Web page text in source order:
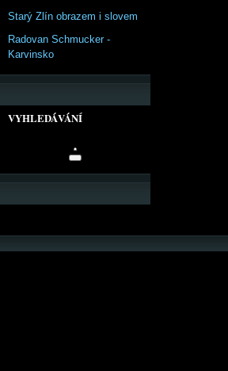
Starý Zlín obrazem i slovem
Radovan Schmucker -
Karvinsko
VYHLEDÁVÁNÍ